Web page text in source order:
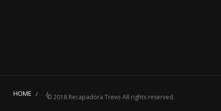
HOME © 2018 Recapadora Trevo All rights reserved.